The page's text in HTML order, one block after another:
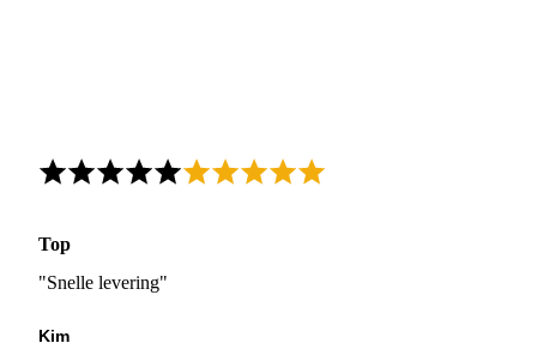
Top
"Snelle levering"
Kim